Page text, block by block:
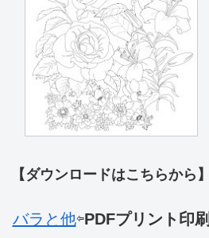
【ダウンロードはこちらから】
バラと他⇦PDFプリント印刷